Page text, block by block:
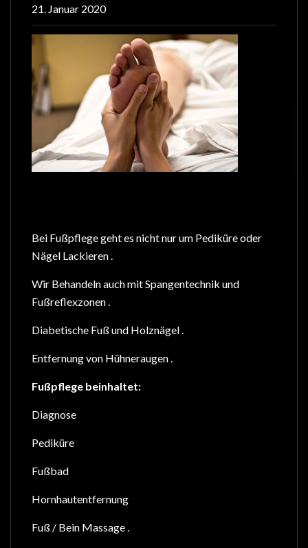
21. Januar 2020
Bei Fußpflege geht es nicht nur um Pediküre oder
Nägel Lackieren .
Wir Behandeln auch mit Spangentechnik und
Fußreflexzonen .
Diabetische Fuß und Holznägel .
Entfernung von Hühneraugen .
Fußpflege beinhaltet:
Diagnose
Pediküre
Fußbad
Hornhautentfernung
Fuß / Bein Massage .